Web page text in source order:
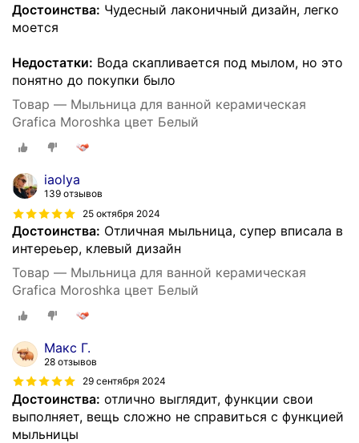
Достоинства: Чудесный лаконичный дизайн, легко
моется
Недостатки: Вода скапливается под мылом, но это
понятно до покупки было
Товар — Мыльница для ванной керамическая
Grafica Moroshka цвет Белый
iaolya
139 отзывов
25 октября 2024
Достоинства: Отличная мыльница, супер вписала в
интереьер, клевый дизайн
Товар — Мыльница для ванной керамическая
Grafica Moroshka цвет Белый
Макс Г.
28 отзывов
29 сентября 2024
Достоинства: отлично выглядит, функции свои
выполняет, вещь сложно не справиться с функцией
мыльницы